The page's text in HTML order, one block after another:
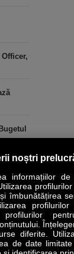
MEET THE CEO
Servicii
noștri
informațiilor
îmbunătățirea
diferite.
de date